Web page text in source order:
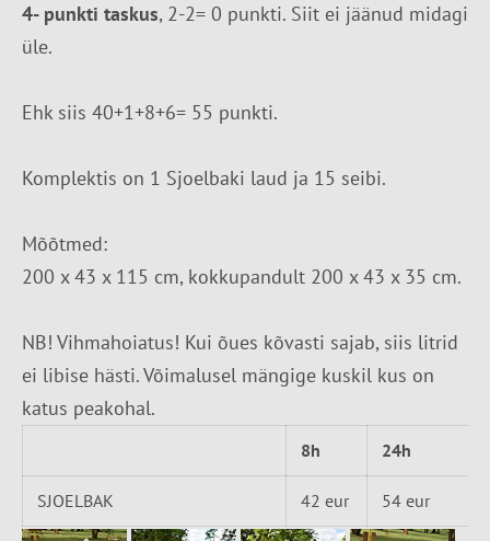
4- punkti taskus, 2-2= 0 punkti. Siit ei jäänud midagi
üle.
Ehk siis 40+1+8+6= 55 punkti.
Komplektis on 1 Sjoelbaki laud ja 15 seibi.
Mõõtmed:
200 x 43 x 115 cm, kokkupandult 200 x 43 x 35 cm.
NB! Vihmahoiatus! Kui õues kõvasti sajab, siis litrid
ei libise hästi. Võimalusel mängige kuskil kus on
katus peakohal.
8h 24h
SJOELBAK 42 eur 54 eur